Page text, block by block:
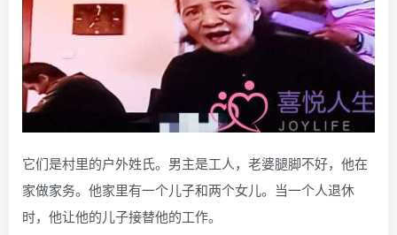
它们是村里的户外姓氏。男主是工人，老婆腿脚不好，他在
家做家务。他家里有一个儿子和两个女儿。当一个人退休
时，他让他的儿子接替他的工作。